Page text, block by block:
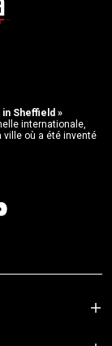
Sheffield »
internationale,
où a été inventé